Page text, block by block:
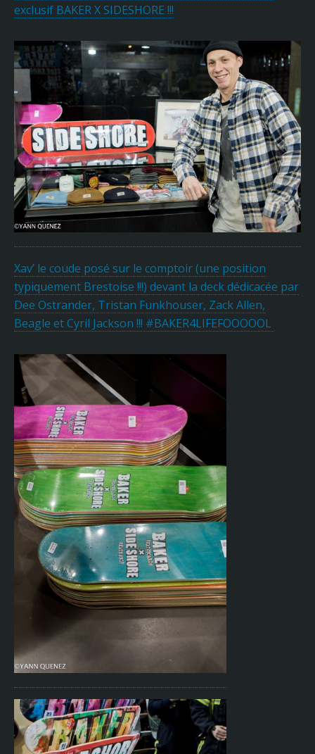
exclusif BAKER X SIDESHORE !!!
Xav’ le coude posé sur le comptoir (une position
typiquement Brestoise !!!) devant la deck dédicacée par
Dee Ostrander, Tristan Funkhouser, Zack Allen,
Beagle et Cyril Jackson !!! #BAKER4LIFEFOOOOOL